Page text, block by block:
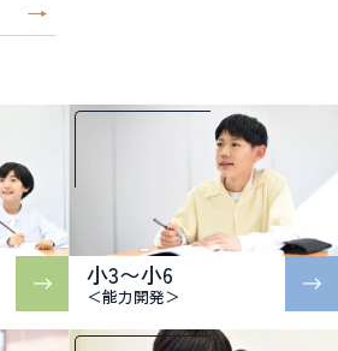
小3〜小6
＜能力開発＞